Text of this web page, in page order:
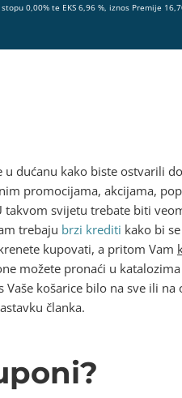
0,00% te EKS 6,96 %, iznos Premije
dućanu kako biste ostvarili
promocijama, akcijama,
svijetu trebate biti
trebaju brzi krediti kako bi
kupovati, a pritom Vam
možete pronaći u
košarice bilo na sve ili
članka.